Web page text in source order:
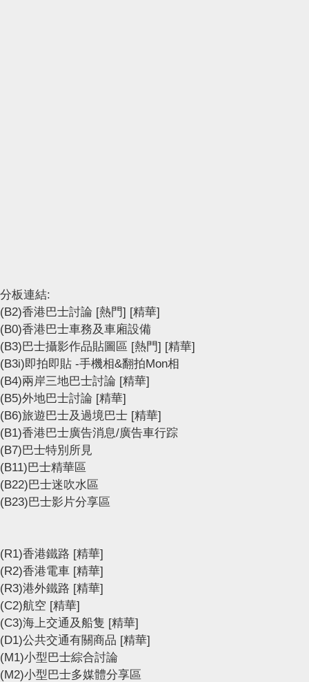
分板連結:
(B2)香港巴士討論 [熱門] [精華]
(B0)香港巴士車務及車廂設備
(B3)巴士攝影作品貼圖區 [熱門] [精華]
(B3i)即拍即貼 -手機相&翻拍Mon相
(B4)兩岸三地巴士討論 [精華]
(B5)外地巴士討論 [精華]
(B6)旅遊巴士及過境巴士 [精華]
(B1)香港巴士廣告消息/廣告車行踪
(B7)巴士特別所見
(B11)巴士精華區
(B22)巴士迷吹水區
(B23)巴士影片分享區
(R1)香港鐵路 [精華]
(R2)香港電車 [精華]
(R3)港外鐵路 [精華]
(C2)航空 [精華]
(C3)海上交通及船隻 [精華]
(D1)公共交通有關商品 [精華]
(M1)小型巴士綜合討論
(M2)小型巴士多媒體分享區